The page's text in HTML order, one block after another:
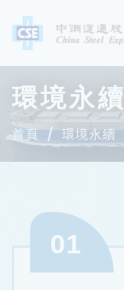
環境永續
首頁 環境永續
01